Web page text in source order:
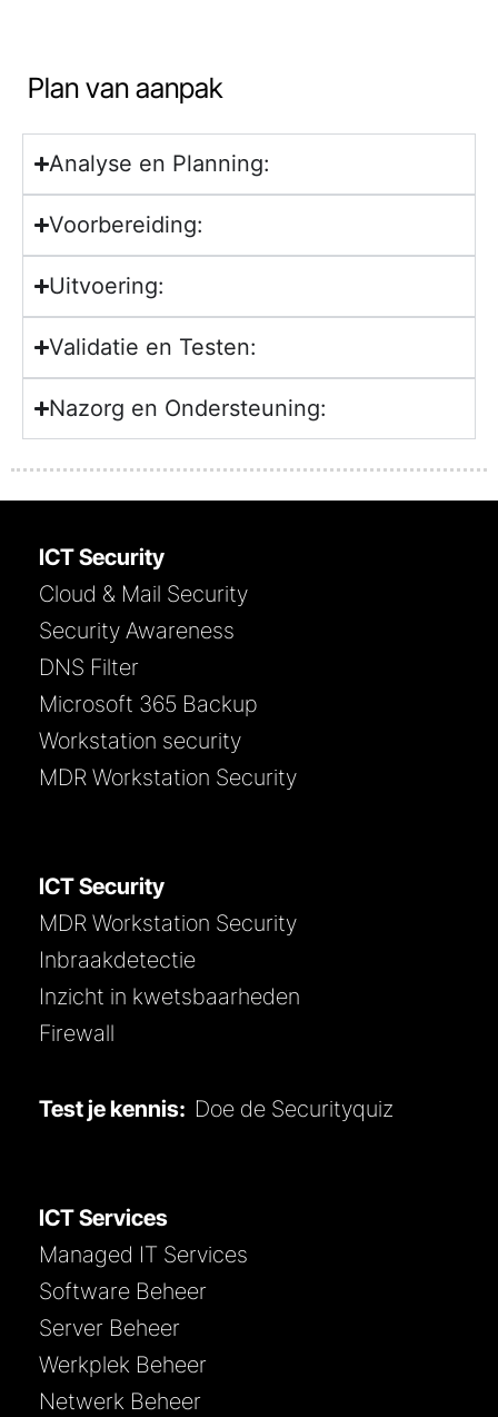
Plan van aanpak
Analyse en Planning:
Voorbereiding:
Uitvoering:
Validatie en Testen:
Nazorg en Ondersteuning:
ICT Security
Cloud & Mail Security
Security Awareness
DNS Filter
Microsoft 365 Backup
Workstation security
MDR Workstation Security
ICT Security
MDR Workstation Security
Inbraakdetectie
Inzicht in kwetsbaarheden
Firewall
Test je kennis: Doe de Securityquiz
ICT Services
Managed IT Services
Software Beheer
Server Beheer
Werkplek Beheer
Netwerk Beheer